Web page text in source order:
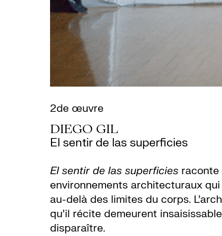
2de œuvre
DIEGO GIL
El sentir de las superficies
El sentir de las superficiesraconte
environnements architecturaux
au-delà des limites du corps.
qu’il récite demeurent
disparaître.